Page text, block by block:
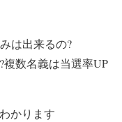
は出来るの?
数名義は当選率UP
かります